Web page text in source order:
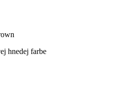
hnedej farbe